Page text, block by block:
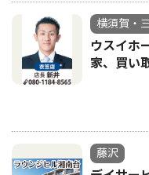
横須賀・
ウスイホ
家、買い
藤沢